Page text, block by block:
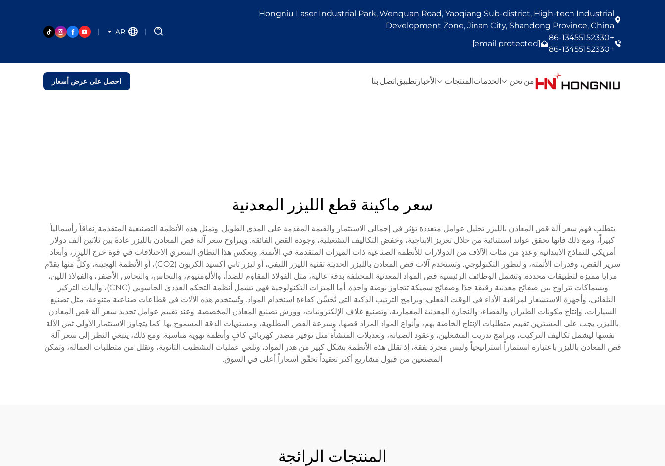
Hongniu Laser Industrial Park, Wenquan Road, Yaoqiang Sub-district, High-tech Industrial
Development Zone, Jinan City, Shandong Province, China
+86-13455152330
+86-13455152330
[email protected]
AR
من نحن الخدماتالمنتجات الأخبار تطبيقاتصل بنا احصل على عرض أسعار
سعر ماكينة قطع الليزر المعدنية
يتطلب فهم سعر آلة قص المعادن بالليزر تحليل عوامل متعددة تؤثر في إجمالي الاستثمار والقيمة المقدمة على المدى الطويل. وتمثل هذه الأنظمة التصنيعية المتقدمة إنفاقاً رأسمالياً
كبيراً، ومع ذلك فإنها تحقق عوائد استثنائية من خلال تعزيز الإنتاجية، وخفض التكاليف التشغيلية، وجودة القص الفائقة. ويتراوح سعر آلة قص المعادن بالليزر عادةً بين ثلاثين ألف دولار
أمريكي للنماذج الابتدائية وعددٍ من مئات الآلاف من الدولارات للأنظمة الصناعية ذات الميزات المتقدمة في الأتمتة. ويعكس هذا النطاق السعري الاختلافات في قوة خرج الليزر، وأبعاد
سرير القص، وقدرات الأتمتة، والتطور التكنولوجي. وتستخدم آلات قص المعادن بالليزر الحديثة تقنية الليزر الليفي، أو ليزر ثاني أكسيد الكربون (CO2)، أو الأنظمة الهجينة، وكلٌّ منها يقدّم
مزايا مميزة لتطبيقات محددة. وتشمل الوظائف الرئيسية قص المواد المعدنية المختلفة بدقة عالية، مثل الفولاذ المقاوم للصدأ، والألومنيوم، والنحاس، والنحاس الأصفر، والفولاذ اللين،
وبسماكات تتراوح بين صفائح معدنية رقيقة جدًا وصفائح سميكة تتجاوز بوصة واحدة. أما الميزات التكنولوجية فهي تشمل أنظمة التحكم العددي الحاسوبي (CNC)، وآليات التركيز
التلقائي، وأجهزة الاستشعار لمراقبة الأداء في الوقت الفعلي، وبرامج الترتيب الذكية التي تُحسِّن كفاءة استخدام المواد. وتُستخدم هذه الآلات في قطاعات صناعية متنوعة، مثل تصنيع
السيارات، وإنتاج مكونات الطيران والفضاء، والنجارة المعدنية المعمارية، وتصنيع غلاف الإلكترونيات، وورش تصنيع المعادن المخصصة. وعند تقييم عوامل تحديد سعر آلة قص المعادن
بالليزر، يجب على المشترين تقييم متطلبات الإنتاج الخاصة بهم، وأنواع المواد المراد قصها، وسرعة القص المطلوبة، ومستويات الدقة المسموح بها. كما يتجاوز الاستثمار الأولي ثمن الآلة
نفسها ليشمل تكاليف التركيب، وبرامج تدريب المشغلين، وعقود الصيانة، وتعديلات المنشأة مثل توفير مصدر كهربائي كافٍ وأنظمة تهوية مناسبة. ومع ذلك، ينبغي النظر إلى سعر آلة
قص المعادن بالليزر باعتباره استثماراً استراتيجياً وليس مجرد نفقة، إذ تقلل هذه الأنظمة بشكل كبير من هدر المواد، وتلغي عمليات التشطيب الثانوية، وتقلل من متطلبات العمالة، وتمكن
المصنعين من قبول مشاريع أكثر تعقيداً تحقّق أسعاراً أعلى في السوق.
المنتجات الرائجة